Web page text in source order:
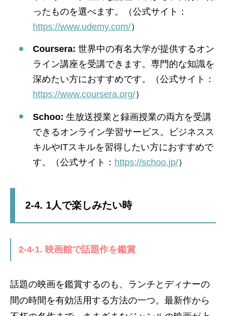
ったものを選べます。（公式サイト：
https://www.udemy.com/）
Coursera: 世界中の有名大学が提供するオン
ライン講座を受講できます。専門的な知識を
深めたい方におすすめです。（公式サイト：
https://www.coursera.org/）
Schoo: 生放送授業と録画授業の両方を受講
できるオンライン学習サービス。ビジネスス
キルやITスキルを習得したい方におすすめで
す。（公式サイト： https://schoo.jp/）
2-4. 1人で楽しみたい時
2-4-1. 映画館で話題作を鑑賞
話題の映画を鑑賞するのも、ランチとディナーの
間の時間を有効活用する方法の一つ。最新作から